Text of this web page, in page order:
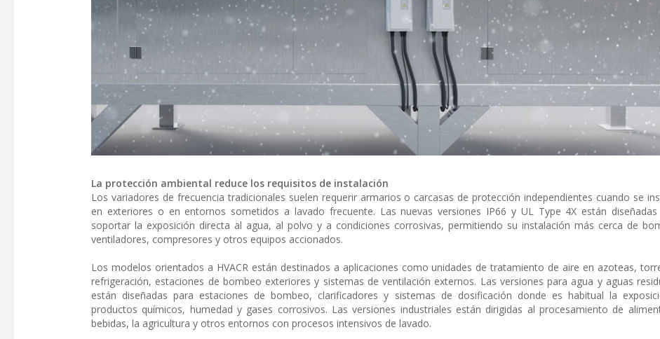
La protección ambiental reduce los requisitos de instalación
Los variadores de frecuencia tradicionales suelen requerir armarios o carcasas de protección independientes cuando se
en exteriores o en entornos sometidos a lavado frecuente. Las nuevas versiones IP66 y UL Type 4X están diseñadas
soportar la exposición directa al agua, al polvo y a condiciones corrosivas, permitiendo su instalación más cerca de
ventiladores, compresores y otros equipos accionados.
Los modelos orientados a HVACR están destinados a aplicaciones como unidades de tratamiento de aire en azoteas,
refrigeración, estaciones de bombeo exteriores y sistemas de ventilación externos. Las versiones para agua y aguas
están diseñadas para estaciones de bombeo, clarificadores y sistemas de dosificación donde es habitual la
productos químicos, humedad y gases corrosivos. Las versiones industriales están dirigidas al procesamiento de
bebidas, la agricultura y otros entornos con procesos intensivos de lavado.